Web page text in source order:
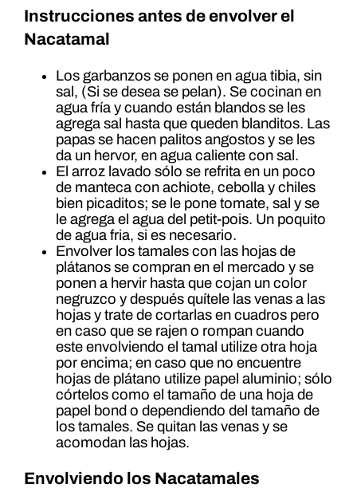
Instrucciones antes de envolver el
Nacatamal
Los garbanzos se ponen en agua tibia, sin
sal, (Si se desea se pelan). Se cocinan en
agua fría y cuando están blandos se les
agrega sal hasta que queden blanditos. Las
papas se hacen palitos angostos y se les
da un hervor, en agua caliente con sal.
El arroz lavado sólo se refrita en un poco
de manteca con achiote, cebolla y chiles
bien picaditos; se le pone tomate, sal y se
le agrega el agua del petit-pois. Un poquito
de agua fria, si es necesario.
Envolver los tamales con las hojas de
plátanos se compran en el mercado y se
ponen a hervir hasta que cojan un color
negruzco y después quítele las venas a las
hojas y trate de cortarlas en cuadros pero
en caso que se rajen o rompan cuando
este envolviendo el tamal utilize otra hoja
por encima; en caso que no encuentre
hojas de plátano utilize papel aluminio; sólo
córtelos como el tamaño de una hoja de
papel bond o dependiendo del tamaño de
los tamales. Se quitan las venas y se
acomodan las hojas.
Envolviendo los Nacatamales